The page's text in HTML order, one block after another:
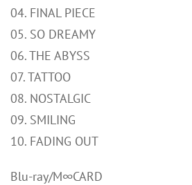
04. FINAL PIECE
05. SO DREAMY
06. THE ABYSS
07. TATTOO
08. NOSTALGIC
09. SMILING
10. FADING OUT
Blu-ray/M∞CARD